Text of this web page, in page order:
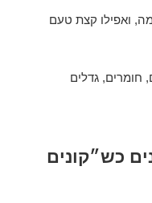
ואפילו קצת טעם
חומרים, גדלים
כש״קונים